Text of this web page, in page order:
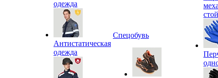
одежда
Антистатическая
одежда
Спецобувь